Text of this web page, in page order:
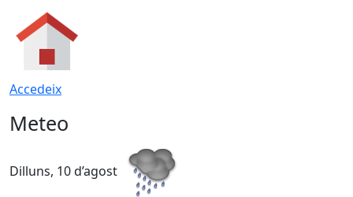
Accedeix
Meteo
Dilluns, 10 d’agost